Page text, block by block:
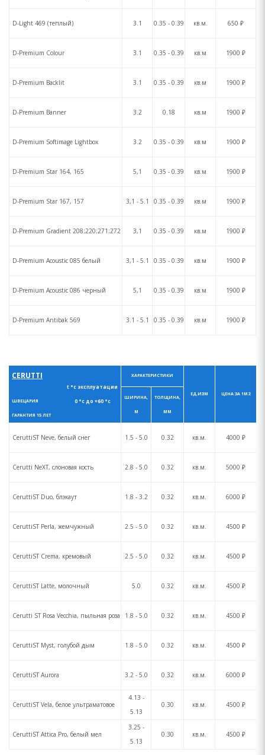
D-Light 469 (теплый) 3.1 0.35 - 0.39 кв.м. 650 ₽
D-Premium Colour 3.1 0.35 - 0.39 кв.м 1900 ₽
D-Premium Backlit 3.1 0.35 - 0.39 кв.м 1900 ₽
D-Premium Banner 3.2 0.18 кв.м 1900 ₽
D-Premium Softimage Lightbox 3.2 0.35 - 0.39 кв.м 1900 ₽
D-Premium Star 164, 165 5,1 0.35 - 0.39 кв.м 1900 ₽
D-Premium Star 167, 157 3,1 - 5.1 0.35 - 0.39 кв.м 1900 ₽
D-Premium Gradient 208;220;271;272 3,1 0.35 - 0.39 кв.м 1900 ₽
D-Premium Acoustic 085 белый 3,1 - 5.1 0.35 - 0.39 кв.м 1900 ₽
D-Premium Acoustic 086 черный 5,1 0.35 - 0.39 кв.м 1900 ₽
D-Premium Antibak 569 3.1 - 5.1 0.35 - 0.39 кв.м 1900 ₽
CERUTTI
t °с эксплуатации
0 °с до +60 °с
ШВЕЦАРИЯ
ГАРАНТИЯ 15 ЛЕТ
ХАРАКТЕРИСТИКИ
ЕД.ИЗМ ЦЕНА ЗА 1М2
ШИРИНА,
М
ТОЛЩИНА,
ММ
CeruttiST Neve, белый снег 1.5 - 5.0 0.32 кв.м. 4000 ₽
Cerutti NeXT, слоновая кость 2.8 - 5.0 0.32 кв.м. 5000 ₽
CeruttiST Duo, блэкаут 1.8 - 3.2 0.32 кв.м. 6000 ₽
CeruttiST Perla, жемчужный 2.5 - 5.0 0.32 кв.м. 4500 ₽
CeruttiST Crema, кремовый 2.5 - 5.0 0.32 кв.м. 4500 ₽
CeruttiST Latte, молочный 5.0 0.32 кв.м. 4500 ₽
Cerutti ST Rosa Vecchia, пыльная роза 1.8 - 5.0 0.32 кв.м. 4500 ₽
CeruttiST Myst, голубой дым 1.8 - 5.0 0.32 кв.м. 4500 ₽
CeruttiST Aurora 3.2 - 5.0 0.32 кв.м. 6000 ₽
CeruttiST Vela, белое ультраматовое
4.13 -
5.13
0.30 кв.м. 4500 ₽
CeruttiST Attica Pro, белый мел
3.25 -
5.13
0.30 кв.м. 4500 ₽